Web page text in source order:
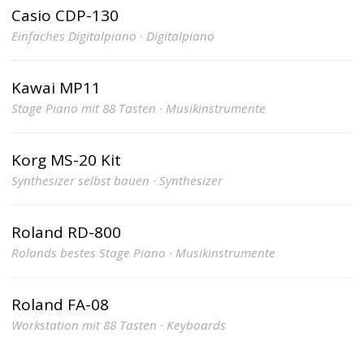
Casio CDP-130
Einfaches Digitalpiano · Digitalpiano
Kawai MP11
Stage Piano mit 88 Tasten · Musikinstrumente
Korg MS-20 Kit
Synthesizer selbst bauen · Synthesizer
Roland RD-800
Rolands bestes Stage Piano · Musikinstrumente
Roland FA-08
Workstation mit 88 Tasten · Keyboards